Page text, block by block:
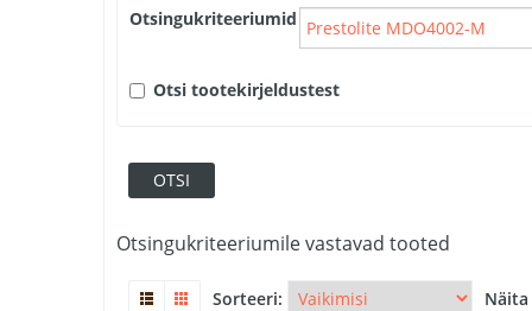
Otsingukriteeriumid
Otsi tootekirjeldustest
Otsingukriteeriumile vastavad tooted
Sorteeri: Näita